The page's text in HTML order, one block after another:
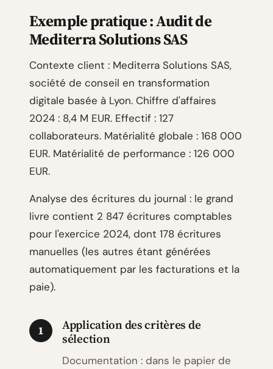
Exemple pratique : Audit de
Mediterra Solutions SAS
Contexte client : Mediterra Solutions SAS,
société de conseil en transformation
digitale basée à Lyon. Chiffre d'affaires
2024 : 8,4 M EUR. Effectif : 127
collaborateurs. Matérialité globale : 168 000
EUR. Matérialité de performance : 126 000
EUR.
Analyse des écritures du journal : le grand
livre contient 2 847 écritures comptables
pour l'exercice 2024, dont 178 écritures
manuelles (les autres étant générées
automatiquement par les facturations et la
paie).
1
Application des critères de
sélection
Documentation : dans le papier de